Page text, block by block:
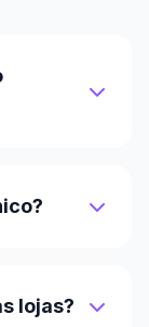
lojas?